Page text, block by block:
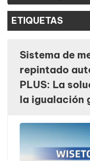
ETIQUETAS
Sistema de
repintado
PLUS: La
la igualación